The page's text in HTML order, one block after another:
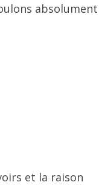
absolument
et la raison